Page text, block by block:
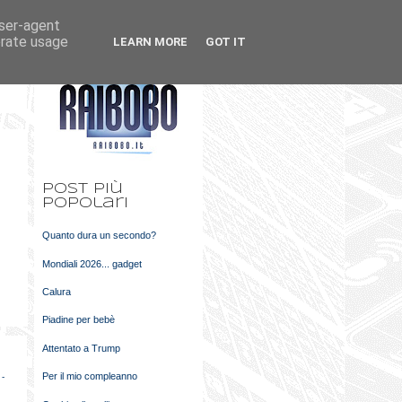
-
Post più
popolari
Quanto dura un secondo?
Mondiali 2026... gadget
Calura
Piadine per bebè
Attentato a Trump
Per il mio compleanno
agent
usage
LEARN MORE GOT IT